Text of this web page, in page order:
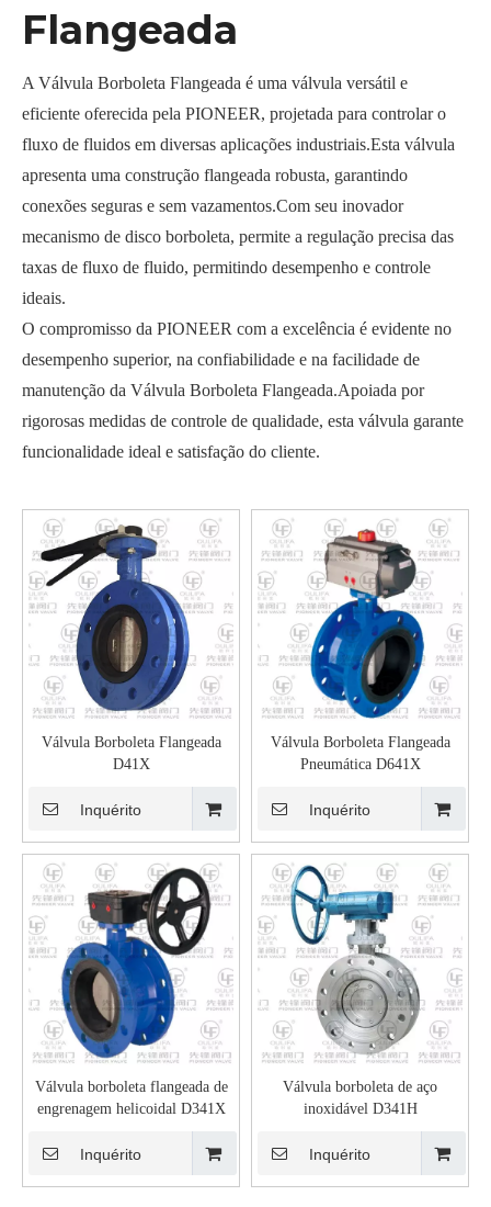
Flangeada
A Válvula Borboleta Flangeada é uma válvula versátil e
eficiente oferecida pela PIONEER, projetada para controlar o
fluxo de fluidos em diversas aplicações industriais.Esta válvula
apresenta uma construção flangeada robusta, garantindo
conexões seguras e sem vazamentos.Com seu inovador
mecanismo de disco borboleta, permite a regulação precisa das
taxas de fluxo de fluido, permitindo desempenho e controle
ideais.
O compromisso da PIONEER com a excelência é evidente no
desempenho superior, na confiabilidade e na facilidade de
manutenção da Válvula Borboleta Flangeada.Apoiada por
rigorosas medidas de controle de qualidade, esta válvula garante
funcionalidade ideal e satisfação do cliente.
Válvula Borboleta Flangeada
D41X
Inquérito
Válvula Borboleta Flangeada
Pneumática D641X
Inquérito
Válvula borboleta flangeada de
engrenagem helicoidal D341X
Inquérito
Válvula borboleta de aço
inoxidável D341H
Inquérito